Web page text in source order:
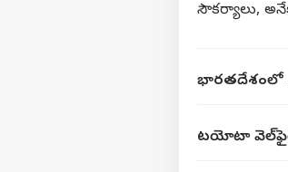
సౌకర్యాలు,
భారతదేశంలో
టయోటా